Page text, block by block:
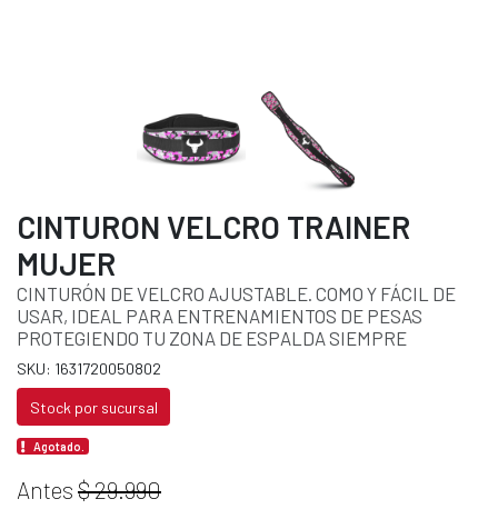
CINTURON VELCRO TRAINER
MUJER
CINTURÓN DE VELCRO AJUSTABLE. COMO Y FÁCIL DE
USAR, IDEAL PARA ENTRENAMIENTOS DE PESAS
PROTEGIENDO TU ZONA DE ESPALDA SIEMPRE
SKU: 1631720050802
Stock por sucursal
Agotado.
Antes $ 29.990